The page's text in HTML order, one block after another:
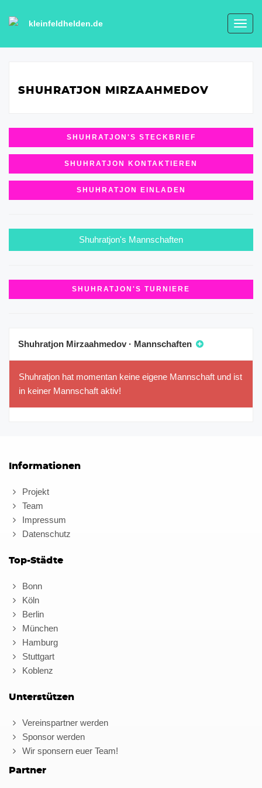
kleinfeldhelden.de
SHUHRATJON MIRZAAHMEDOV
SHUHRATJON'S STECKBRIEF
SHUHRATJON KONTAKTIEREN
SHUHRATJON EINLADEN
Shuhratjon's Mannschaften
SHUHRATJON'S TURNIERE
Shuhratjon Mirzaahmedov · Mannschaften
Shuhratjon hat momentan keine eigene Mannschaft und ist
in keiner Mannschaft aktiv!
Informationen
Projekt
Team
Impressum
Datenschutz
Top-Städte
Bonn
Köln
Berlin
München
Hamburg
Stuttgart
Koblenz
Unterstützen
Vereinspartner werden
Sponsor werden
Wir sponsern euer Team!
Partner